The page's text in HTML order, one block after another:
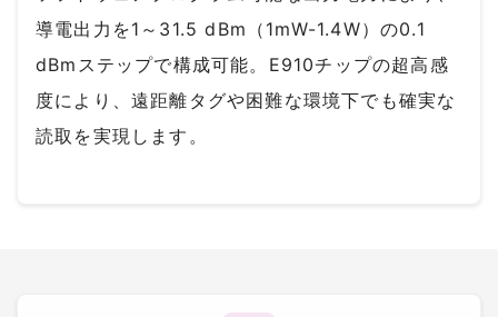
導電出力を1～31.5 dBm（1mW-1.4W）の0.1
dBmステップで構成可能。E910チップの超高感
度により、遠距離タグや困難な環境下でも確実な
読取を実現します。